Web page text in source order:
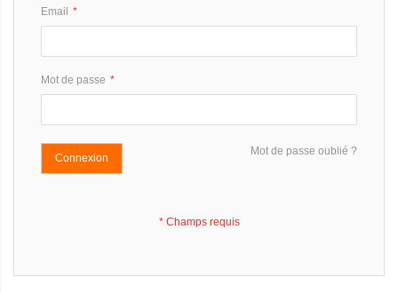
Email
Mot de passe
Connexion
Mot de passe oublié ?